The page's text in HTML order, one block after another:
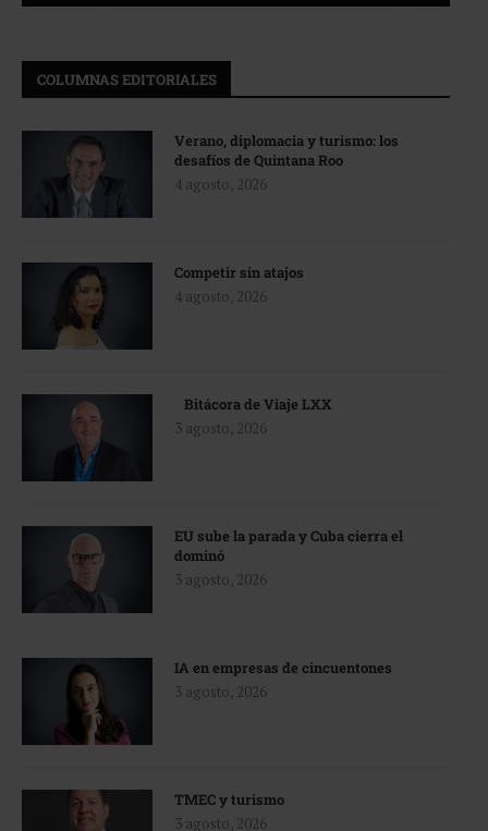
COLUMNAS EDITORIALES
Verano, diplomacia y turismo: los
desafíos de Quintana Roo
4 agosto, 2026
Competir sin atajos
4 agosto, 2026
Bitácora de Viaje LXX
3 agosto, 2026
EU sube la parada y Cuba cierra el
dominó
3 agosto, 2026
IA en empresas de cincuentones
3 agosto, 2026
TMEC y turismo
3 agosto, 2026